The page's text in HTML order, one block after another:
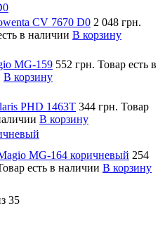
CV 7670 D0 2 048 грн.
в наличии В корзину
MG-159 552 грн. Товар есть в
В корзину
PHD 1463T 344 грн. Товар
В корзину
MG-164 коричневый 254
есть в наличии В корзину
35